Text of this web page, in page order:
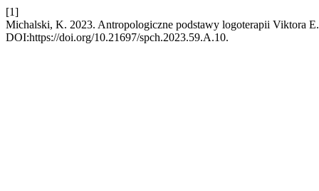
[1]
Michalski, K. 2023. Antropologiczne podstawy logoterapii Viktora
DOI:https://doi.org/10.21697/spch.2023.59.A.10.